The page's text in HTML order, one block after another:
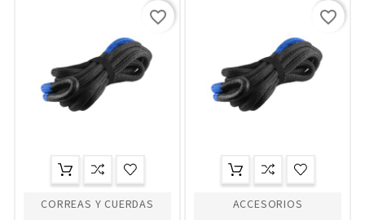
CORREAS Y CUERDAS
favorite_border
ACCESORIOS
favorite_border